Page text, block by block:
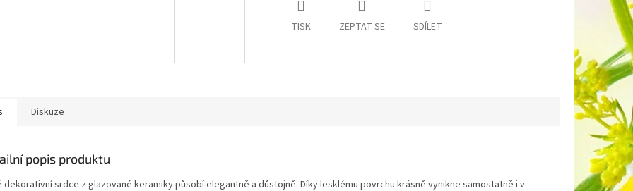
TISK ZEPTAT SE SDÍLET
Diskuze
popis produktu
dekorativní srdce z glazované keramiky působí elegantně a důstojně. Díky lesklému povrchu krásně vynikne samostatně i v